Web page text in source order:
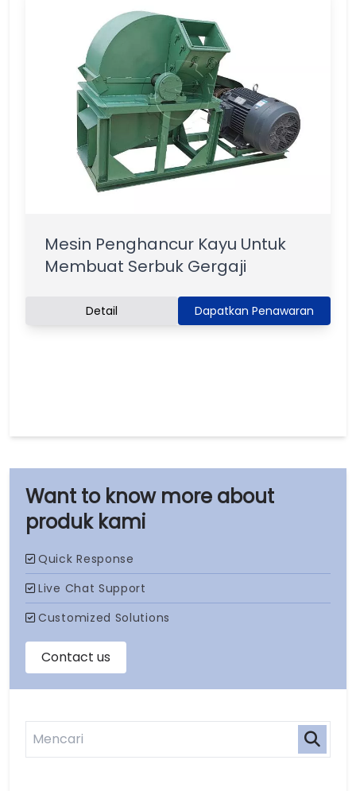
produk kami
Mesin Penghancur Kayu Untuk
Membuat Serbuk Gergaji
Detail Dapatkan Penawaran